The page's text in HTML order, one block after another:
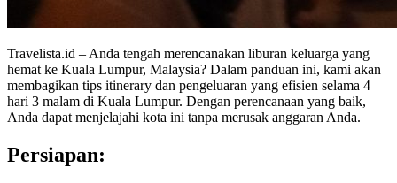
Travelista.id – Anda tengah merencanakan liburan keluarga yang
hemat ke Kuala Lumpur, Malaysia? Dalam panduan ini, kami akan
membagikan tips itinerary dan pengeluaran yang efisien selama 4
hari 3 malam di Kuala Lumpur. Dengan perencanaan yang baik,
Anda dapat menjelajahi kota ini tanpa merusak anggaran Anda.
Persiapan: